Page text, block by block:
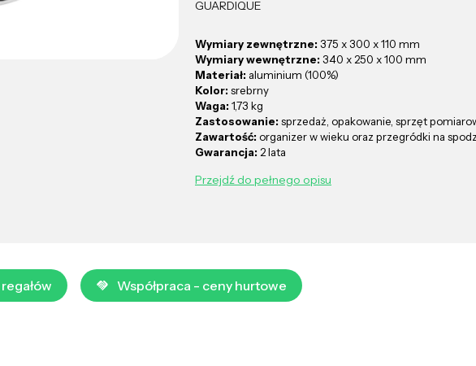
GUARDIQUE
Wymiary zewnętrzne: 375 x 300 x 110 mm
Wymiary wewnętrzne: 340 x 250 x 100 mm
Materiał: aluminium (100%)
Kolor: srebrny
Waga: 1,73 kg
Zastosowanie: sprzedaż, opakowanie, sprzęt
Zawartość: organizer w wieku oraz przegródki na
Gwarancja: 2 lata
Przejdź do pełnego opisu
Współpraca - ceny hurtowe